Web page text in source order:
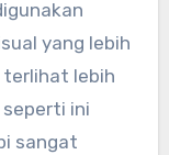
yang lebih
terlihat lebih
seperti ini
sangat